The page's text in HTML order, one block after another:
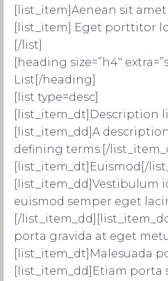
[list_item]Aenean sit
[list_item] Eget porttitor
[/list]
[heading size=”h4″
List[/heading]
[list type=desc]
[list_item_dt]Description
[list_item_dd]A
defining terms.[/
[list_item_dt]Euismod[/
[list_item_dd]Vestibulum
euismod semper eget
[/
porta gravida at eget
[list_item_dt]Malesuada
[list_item_dd]Etiam porta